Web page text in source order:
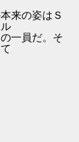
来の姿はＳ
一員だ。そ